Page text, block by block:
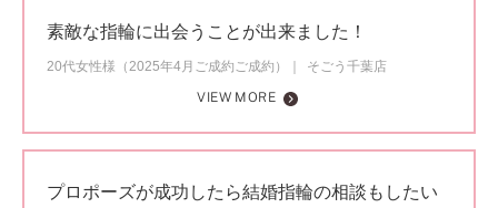
素敵な指輪に出会うことが出来ました！
20代女性様（2025年4月ご成約ご成約）
そごう千葉店
VIEW MORE
プロポーズが成功したら結婚指輪の相談もしたい